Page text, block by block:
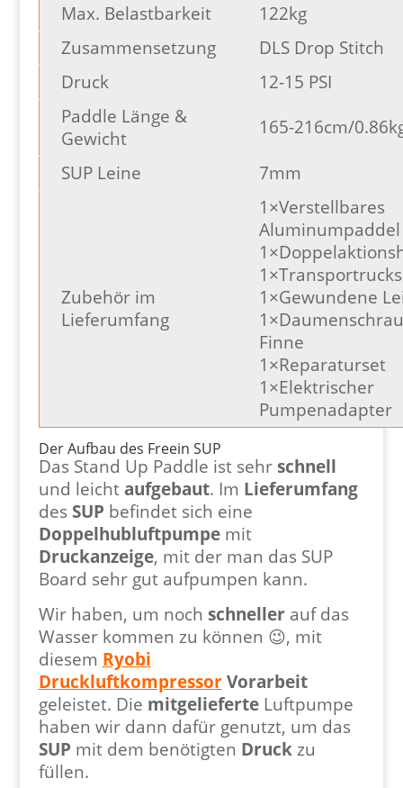
Max. Belastbarkeit
122kg
Zusammensetzung
DLS Drop Stitch
Druck
12-15 PSI
Paddle Länge &
Gewicht
165-216cm/
SUP Leine 7mm
Zubehör im
Lieferumfang
1×Verstellbares
Aluminumpaddel
1×Gewundene
Finne
1×Reparaturset
1×Elektrischer
Pumpenadapter
Der Aufbau des Freein SUP
Das Stand Up Paddle ist sehr schnell
und leicht aufgebaut. Im Lieferumfang
des SUP befindet sich eine
Doppelhubluftpumpemit
Druckanzeige, mit der man das SUP
Board sehr gut aufpumpen kann.
Wir haben, um noch schnellerauf das
Wasser kommen zu können 😉, mit
diesem Ryobi
Druckluftkompressor Vorarbeit
geleistet. Die mitgelieferteLuftpumpe
haben wir dann dafür genutzt, um das
SUP mit dem benötigten Druckzu
füllen.